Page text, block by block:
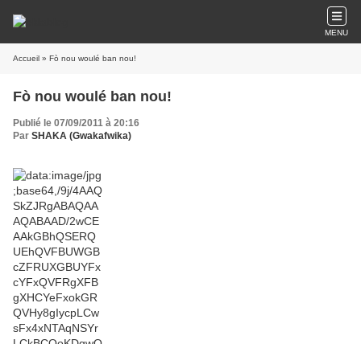
MENU
Accueil » Fò nou woulé ban nou!
Fò nou woulé ban nou!
Publié le 07/09/2011 à 20:16
Par SHAKA (Gwakafwika)